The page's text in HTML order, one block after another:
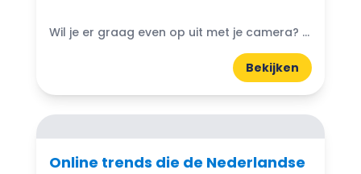
Wil je er graag even op uit met je camera? Lees op WattedoenVandaag.nl de mooiste fotolocaties in Nederland voor natuurliefhebbers.
Bekijken
Online trends die de Nederlandse